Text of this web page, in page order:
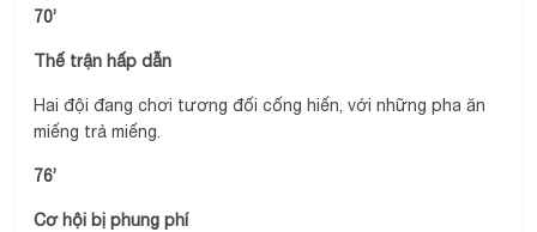
70’
Thế trận hấp dẫn
Hai đội đang chơi tương đối cống hiến, với những pha ăn
miếng trả miếng.
76’
Cơ hội bị phung phí